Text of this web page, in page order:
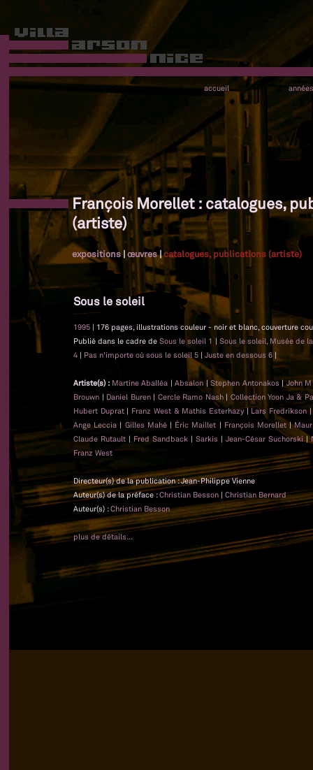
accueil années
François Morellet : catalogues,
(artiste)
expositions|œuvres|catalogues, publications (artiste)
Sous le soleil
1995 | 176 pages, illustrations couleur - noir et blanc, couverture
Publié dans le cadre deSous le soleil 1 | Sous le soleil, Musée de
4 | Pas n'importe où sous le soleil 5 | Juste en dessous 6 |
Artiste(s) : Martine Aballéa |Absalon |Stephen Antonakos|John
Brouwn | Daniel Buren| Cercle Ramo Nash| Collection Yoon Ja &
Hubert Duprat| Franz West & Mathis Esterhazy|Lars Fredrikson
Ange Leccia | Gilles Mahé| Éric Maillet | François Morellet|
Claude Rutault| Fred Sandback| Sarkis | Jean-César Suchorski|
Franz West
Directeur(s) de la publication : Jean-Philippe Vienne
Auteur(s) de la préface :Christian Besson | Christian Bernard
Auteur(s) :Christian Besson
plus de détails...